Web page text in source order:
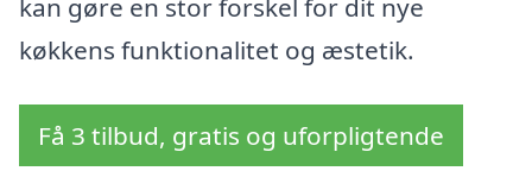
kan gøre en stor forskel for dit nye
køkkens funktionalitet og æstetik.
Få 3 tilbud, gratis og uforpligtende